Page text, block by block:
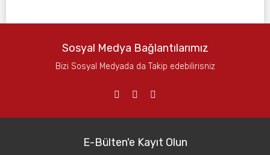
Sosyal Medya Bağlantılarımız
Bizi Sosyal Medyada da Takip edebilirisniz
E-Bülten'e Kayıt Olun